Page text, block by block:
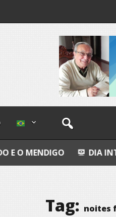
DIA INTERNACIONAL
Tag: noites